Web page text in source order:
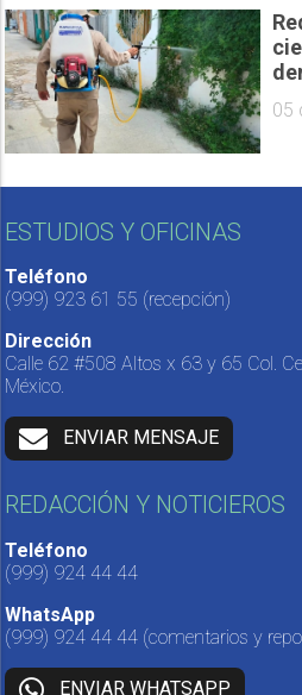
05
ESTUDIOS Y OFICINAS
Teléfono
(999) 923 61 55 (recepción)
Dirección
Calle 62 #508 Altos x 63 y 65 Col.
México.
ENVIAR MENSAJE
REDACCIÓN Y NOTICIEROS
Teléfono
(999) 924 44 44
WhatsApp
(999) 924 44 44 (comentarios y
ENVIAR WHATSAPP